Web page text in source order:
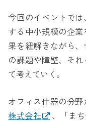
今回のイベントで
する中小規模の企
果を紐解きながら
の課題や障壁、そ
て考えていく。
オフィス什器の分
株式会社
、「ま